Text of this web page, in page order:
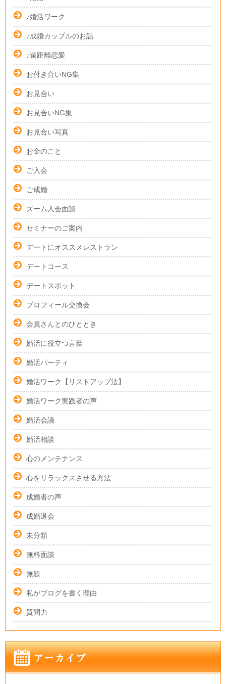
♪婚活ワーク
♪成婚カップルのお話
♪遠距離恋愛
お付き合いNG集
お見合い
お見合いNG集
お見合い写真
お金のこと
ご入会
ご成婚
ズーム入会面談
セミナーのご案内
デートにオススメレストラン
デートコース
デートスポット
プロフィール交換会
会員さんとのひととき
婚活に役立つ言葉
婚活パーティ
婚活ワーク【リストアップ法】
婚活ワーク実践者の声
婚活会議
婚活相談
心のメンテナンス
心をリラックスさせる方法
成婚者の声
成婚退会
未分類
無料面談
無題
私がブログを書く理由
質問力